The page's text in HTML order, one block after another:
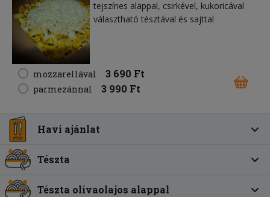
tejszínes alappal, csirkével, kukoricával
választható tésztával és sajttal
mozzarellával 3 690 Ft
parmezánnal 3 990 Ft
Havi ajánlat
Tészta
Tészta olívaolajos alappal